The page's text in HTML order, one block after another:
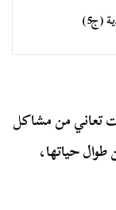
(ج5)
تعاني من مشاكل
حياتها،